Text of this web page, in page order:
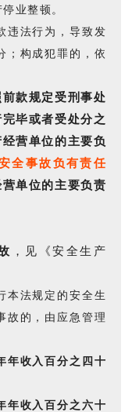
业整顿。
违法行为，导致发
；构成犯罪的，依
款规定受刑事处
毕或者受处分之
营单位的主要负
全事故负有责任
单位的主要负责
，见《安全生产
本法规定的安全生
故的，由应急管理
年收入百分之四十
年收入百分之六十